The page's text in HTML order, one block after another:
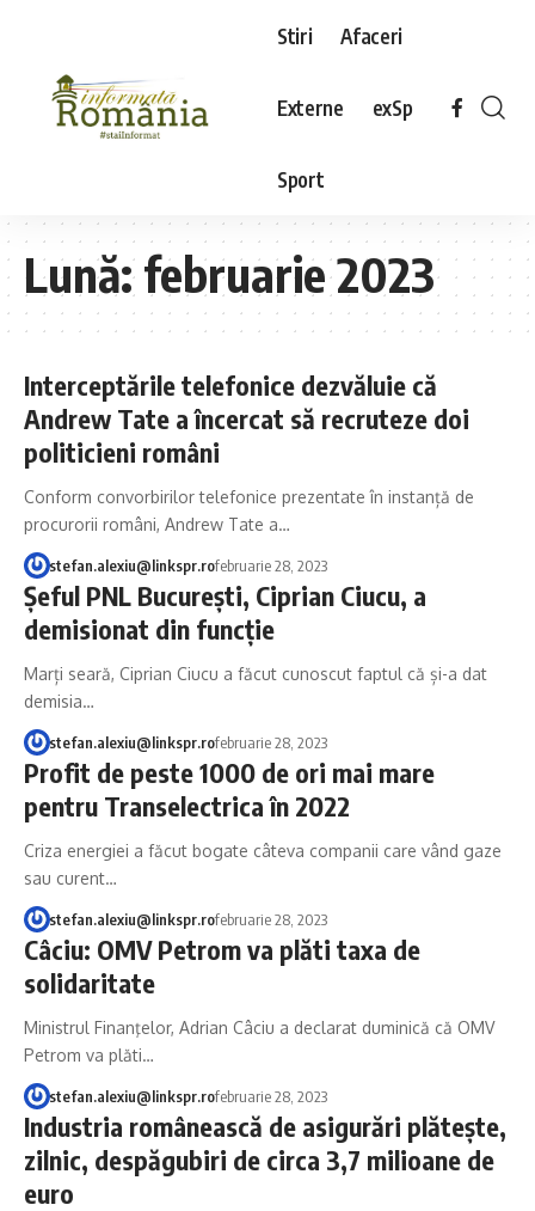
Stiri Afaceri
Externe exSp
Sport
Lună:februarie 2023
Interceptările telefonice dezvăluie că
Andrew Tate a încercat să recruteze doi
politicieni români
Conform convorbirilor telefonice prezentate în instanță de
procurorii români, Andrew Tate a…
stefan.alexiu@linkspr.rofebruarie 28, 2023
Șeful PNL București, Ciprian Ciucu, a
demisionat din funcție
Marți seară, Ciprian Ciucu a făcut cunoscut faptul că și-a dat
demisia…
stefan.alexiu@linkspr.rofebruarie 28, 2023
Profit de peste 1000 de ori mai mare
pentru Transelectrica în 2022
Criza energiei a făcut bogate câteva companii care vând gaze
sau curent…
stefan.alexiu@linkspr.rofebruarie 28, 2023
Câciu: OMV Petrom va plăti taxa de
solidaritate
Ministrul Finanţelor, Adrian Câciu a declarat duminică că OMV
Petrom va plăti…
stefan.alexiu@linkspr.rofebruarie 28, 2023
Industria românească de asigurări plăteşte,
zilnic, despăgubiri de circa 3,7 milioane de
euro